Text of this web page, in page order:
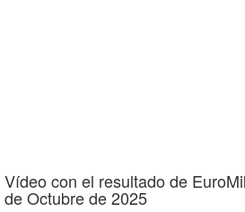
Vídeo con el resultado de
de Octubre de 2025